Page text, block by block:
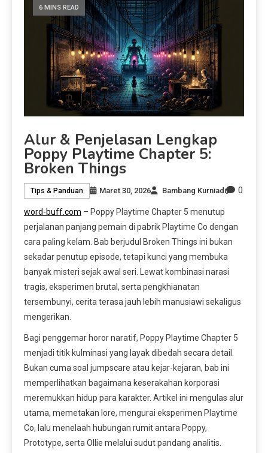
6 MINS READ
Alur & Penjelasan Lengkap
Poppy Playtime Chapter 5:
Broken Things
Tips & Panduan Maret 30, 2026 Bambang Kurniadi 0
word-buff.com – Poppy Playtime Chapter 5 menutup
perjalanan panjang pemain di pabrik Playtime Co dengan
cara paling kelam. Bab berjudul Broken Things ini bukan
sekadar penutup episode, tetapi kunci yang membuka
banyak misteri sejak awal seri. Lewat kombinasi narasi
tragis, eksperimen brutal, serta pengkhianatan
tersembunyi, cerita terasa jauh lebih manusiawi sekaligus
mengerikan.
Bagi penggemar horor naratif, Poppy Playtime Chapter 5
menjadi titik kulminasi yang layak dibedah secara detail.
Bukan cuma soal jumpscare atau kejar-kejaran, bab ini
memperlihatkan bagaimana keserakahan korporasi
meremukkan hidup para karakter. Artikel ini mengulas alur
utama, memetakan lore, mengurai eksperimen Playtime
Co, lalu menelaah hubungan rumit antara Poppy,
Prototype, serta Ollie melalui sudut pandang analitis.